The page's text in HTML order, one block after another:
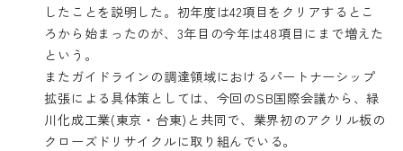
したことを説明した。初年度は42項目をクリアするとこ
ろから始まったのが、3年目の今年は48項目にまで増えた
という。
またガイドラインの調達領域におけるパートナーシップ
拡張による具体策としては、今回のSB国際会議から、緑
川化成工業(東京・台東)と共同で、業界初のアクリル板の
クローズドリサイクルに取り組んでいる。